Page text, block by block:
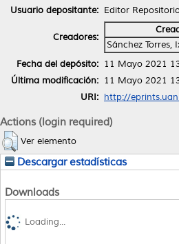
Usuario depositante: Editor
Creadores:
Sánchez Torres,
Fecha del depósito: 11 Mayo 2021
Última modificación: 11 Mayo 2021
URI: http://
Actions (login required)
Ver elemento
Descargar estadísticas
Downloads
Loading...